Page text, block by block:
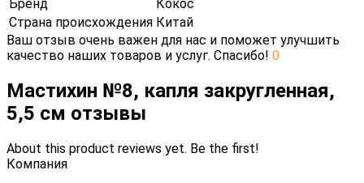
Бренд
Кокос
Страна происхождения Китай
Ваш отзыв очень важен для нас и поможет улучшить
качество наших товаров и услуг. Спасибо! 0
Мастихин №8, капля закругленная,
5,5 см отзывы
About this product reviews yet. Be the first!
Компания